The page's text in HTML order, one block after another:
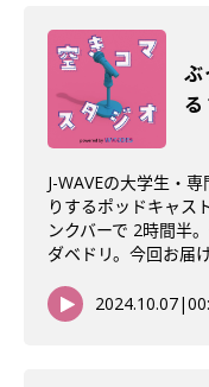
ぶ
る
J-WAVEの大学生・
りするポッドキャス
ンクバーで 2時間半
ダベドリ。今回お届
2024.10.07|